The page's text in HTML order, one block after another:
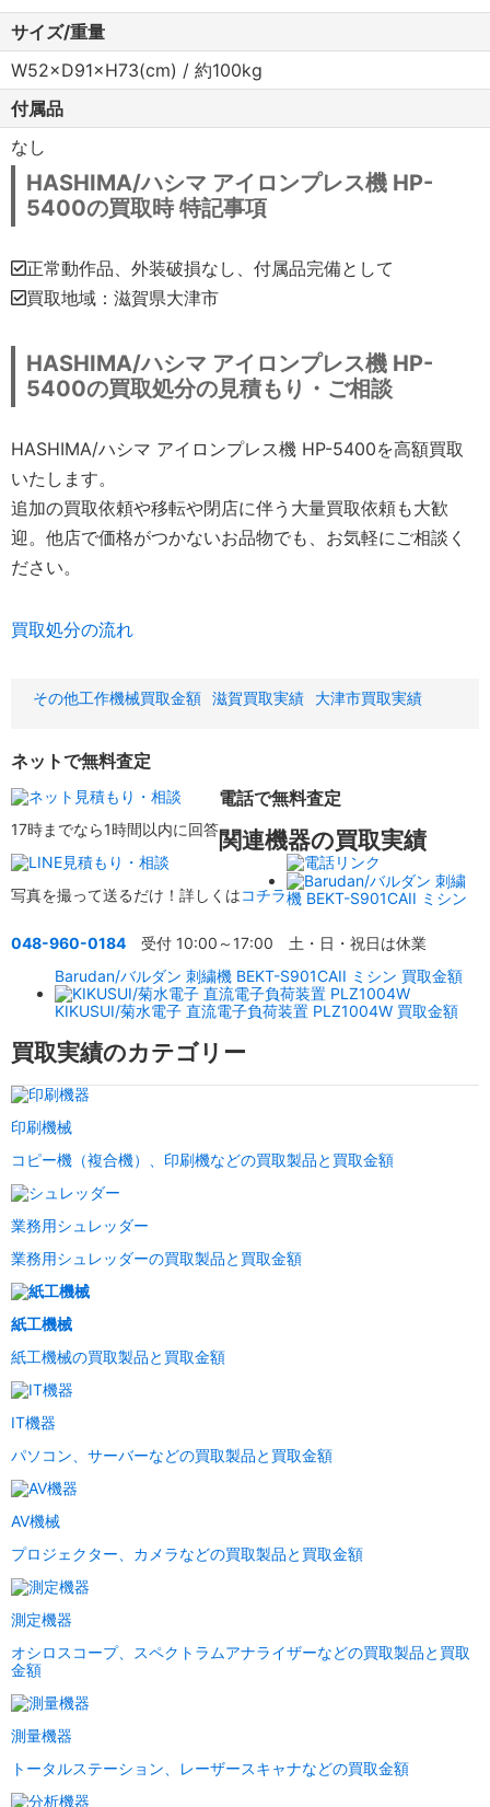
サイズ/重量
W52×D91×H73(cm) / 約100kg
付属品
なし
HASHIMA/ハシマ アイロンプレス機 HP-
5400の買取時 特記事項
正常動作品、外装破損なし、付属品完備として
買取地域：滋賀県大津市
HASHIMA/ハシマ アイロンプレス機 HP-
5400の買取処分の見積もり・ご相談
HASHIMA/ハシマ アイロンプレス機 HP-5400を高額買取
いたします。
追加の買取依頼や移転や閉店に伴う大量買取依頼も大歓
迎。他店で価格がつかないお品物でも、お気軽にご相談く
ださい。
買取処分の流れ
その他工作機械買取金額 滋賀買取実績 大津市買取実績
ネットで無料査定
17時までなら1時間以内に回答
写真を撮って送るだけ！詳しくはコチラ
電話で無料査定
048-960-0184 受付 10:00～17:00 土・日・祝日は休業
関連機器の買取実績
Barudan/バルダン 刺繍機 BEKT-S901CAII ミシン 買取金額
KIKUSUI/菊水電子 直流電子負荷装置 PLZ1004W 買取金額
買取実績のカテゴリー
印刷機械
コピー機（複合機）、印刷機などの買取製品と買取金額
業務用シュレッダー
業務用シュレッダーの買取製品と買取金額
紙工機械
紙工機械の買取製品と買取金額
IT機器
パソコン、サーバーなどの買取製品と買取金額
AV機械
プロジェクター、カメラなどの買取製品と買取金額
測定機器
オシロスコープ、スペクトラムアナライザーなどの買取製品と買取
金額
測量機器
トータルステーション、レーザースキャナなどの買取金額